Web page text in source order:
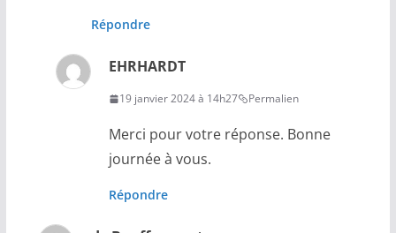
Répondre
EHRHARDT
19 janvier 2024 à 14h27 Permalien
Merci pour votre réponse. Bonne
journée à vous.
Répondre